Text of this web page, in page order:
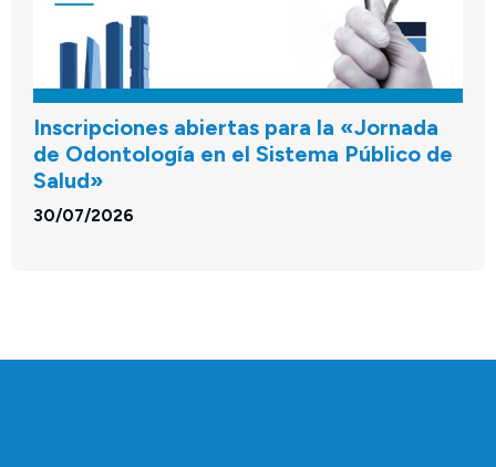
Inscripciones abiertas para la «Jornada
de Odontología en el Sistema Público de
Salud»
30/07/2026